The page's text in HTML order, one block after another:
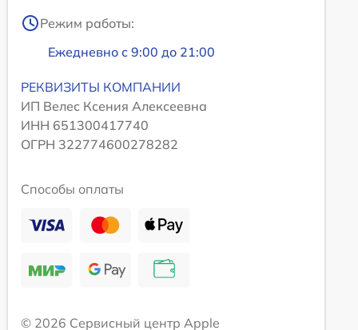
Режим работы:
Ежедневно с 9:00 до 21:00
РЕКВИЗИТЫ КОМПАНИИ
ИП Велес Ксения Алексеевна
ИНН 651300417740
ОГРН 322774600278282
Способы оплаты
© 2026 Сервисный центр Apple